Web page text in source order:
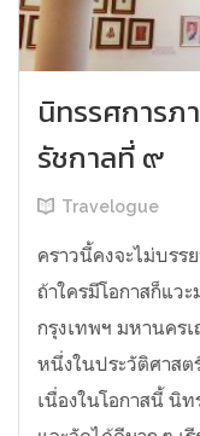
นิทรรศการภ
รัชกาลที่ ๙
Travelogue
คราวนี้คงจะไม่บรร
ถ้าใครมีโอกาสก็แว
กรุงเทพฯ มหานคร
หนึ่งในประวัติศาส
เนื่องในโอกาสนี้ นิ